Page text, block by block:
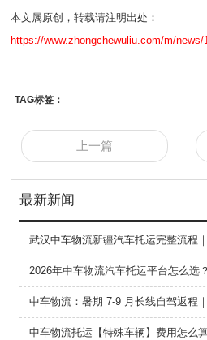
本文属原创，转载请注明出处：
https://www.zhongchewuliu.com/m/news/
TAG标签：
上一篇
最新新闻
武汉中车物流新疆汽车托运完整流程
2026年中车物流汽车托运平台怎么选
中车物流托运【特殊车辆】费用怎么